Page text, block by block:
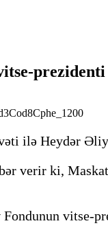
ilə Heydər
verir ki,
vitse-